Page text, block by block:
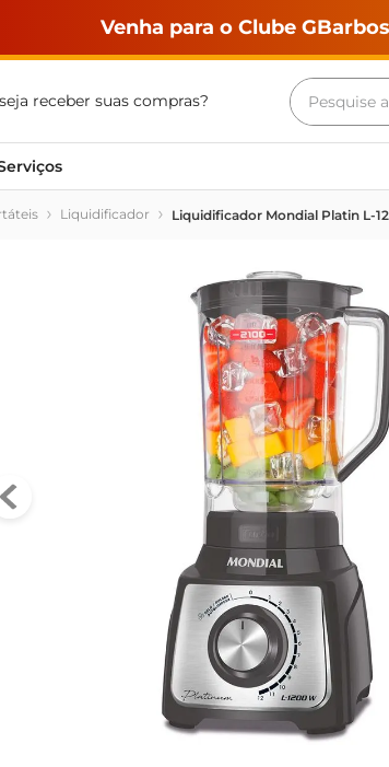
Venha para o Clube
receber suas compras?
Pesquise
Liquidificador Liquidificador Mondial Platin L-
Termos
café
cerveja
frango
leite
vinho
leite pó
celular